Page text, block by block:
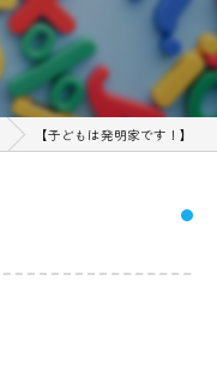
【子どもは発明家です！】